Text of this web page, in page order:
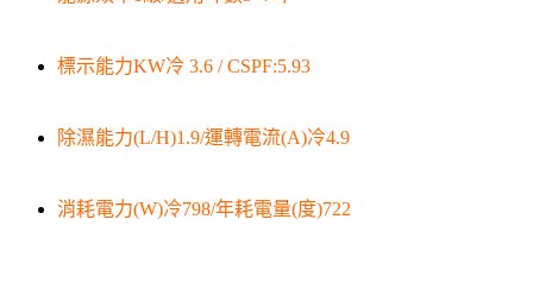
標示能力KW冷 3.6 / CSPF:5.93
除濕能力(L/H)1.9/運轉電流(A)冷4.9
消耗電力(W)冷798/年耗電量(度)722